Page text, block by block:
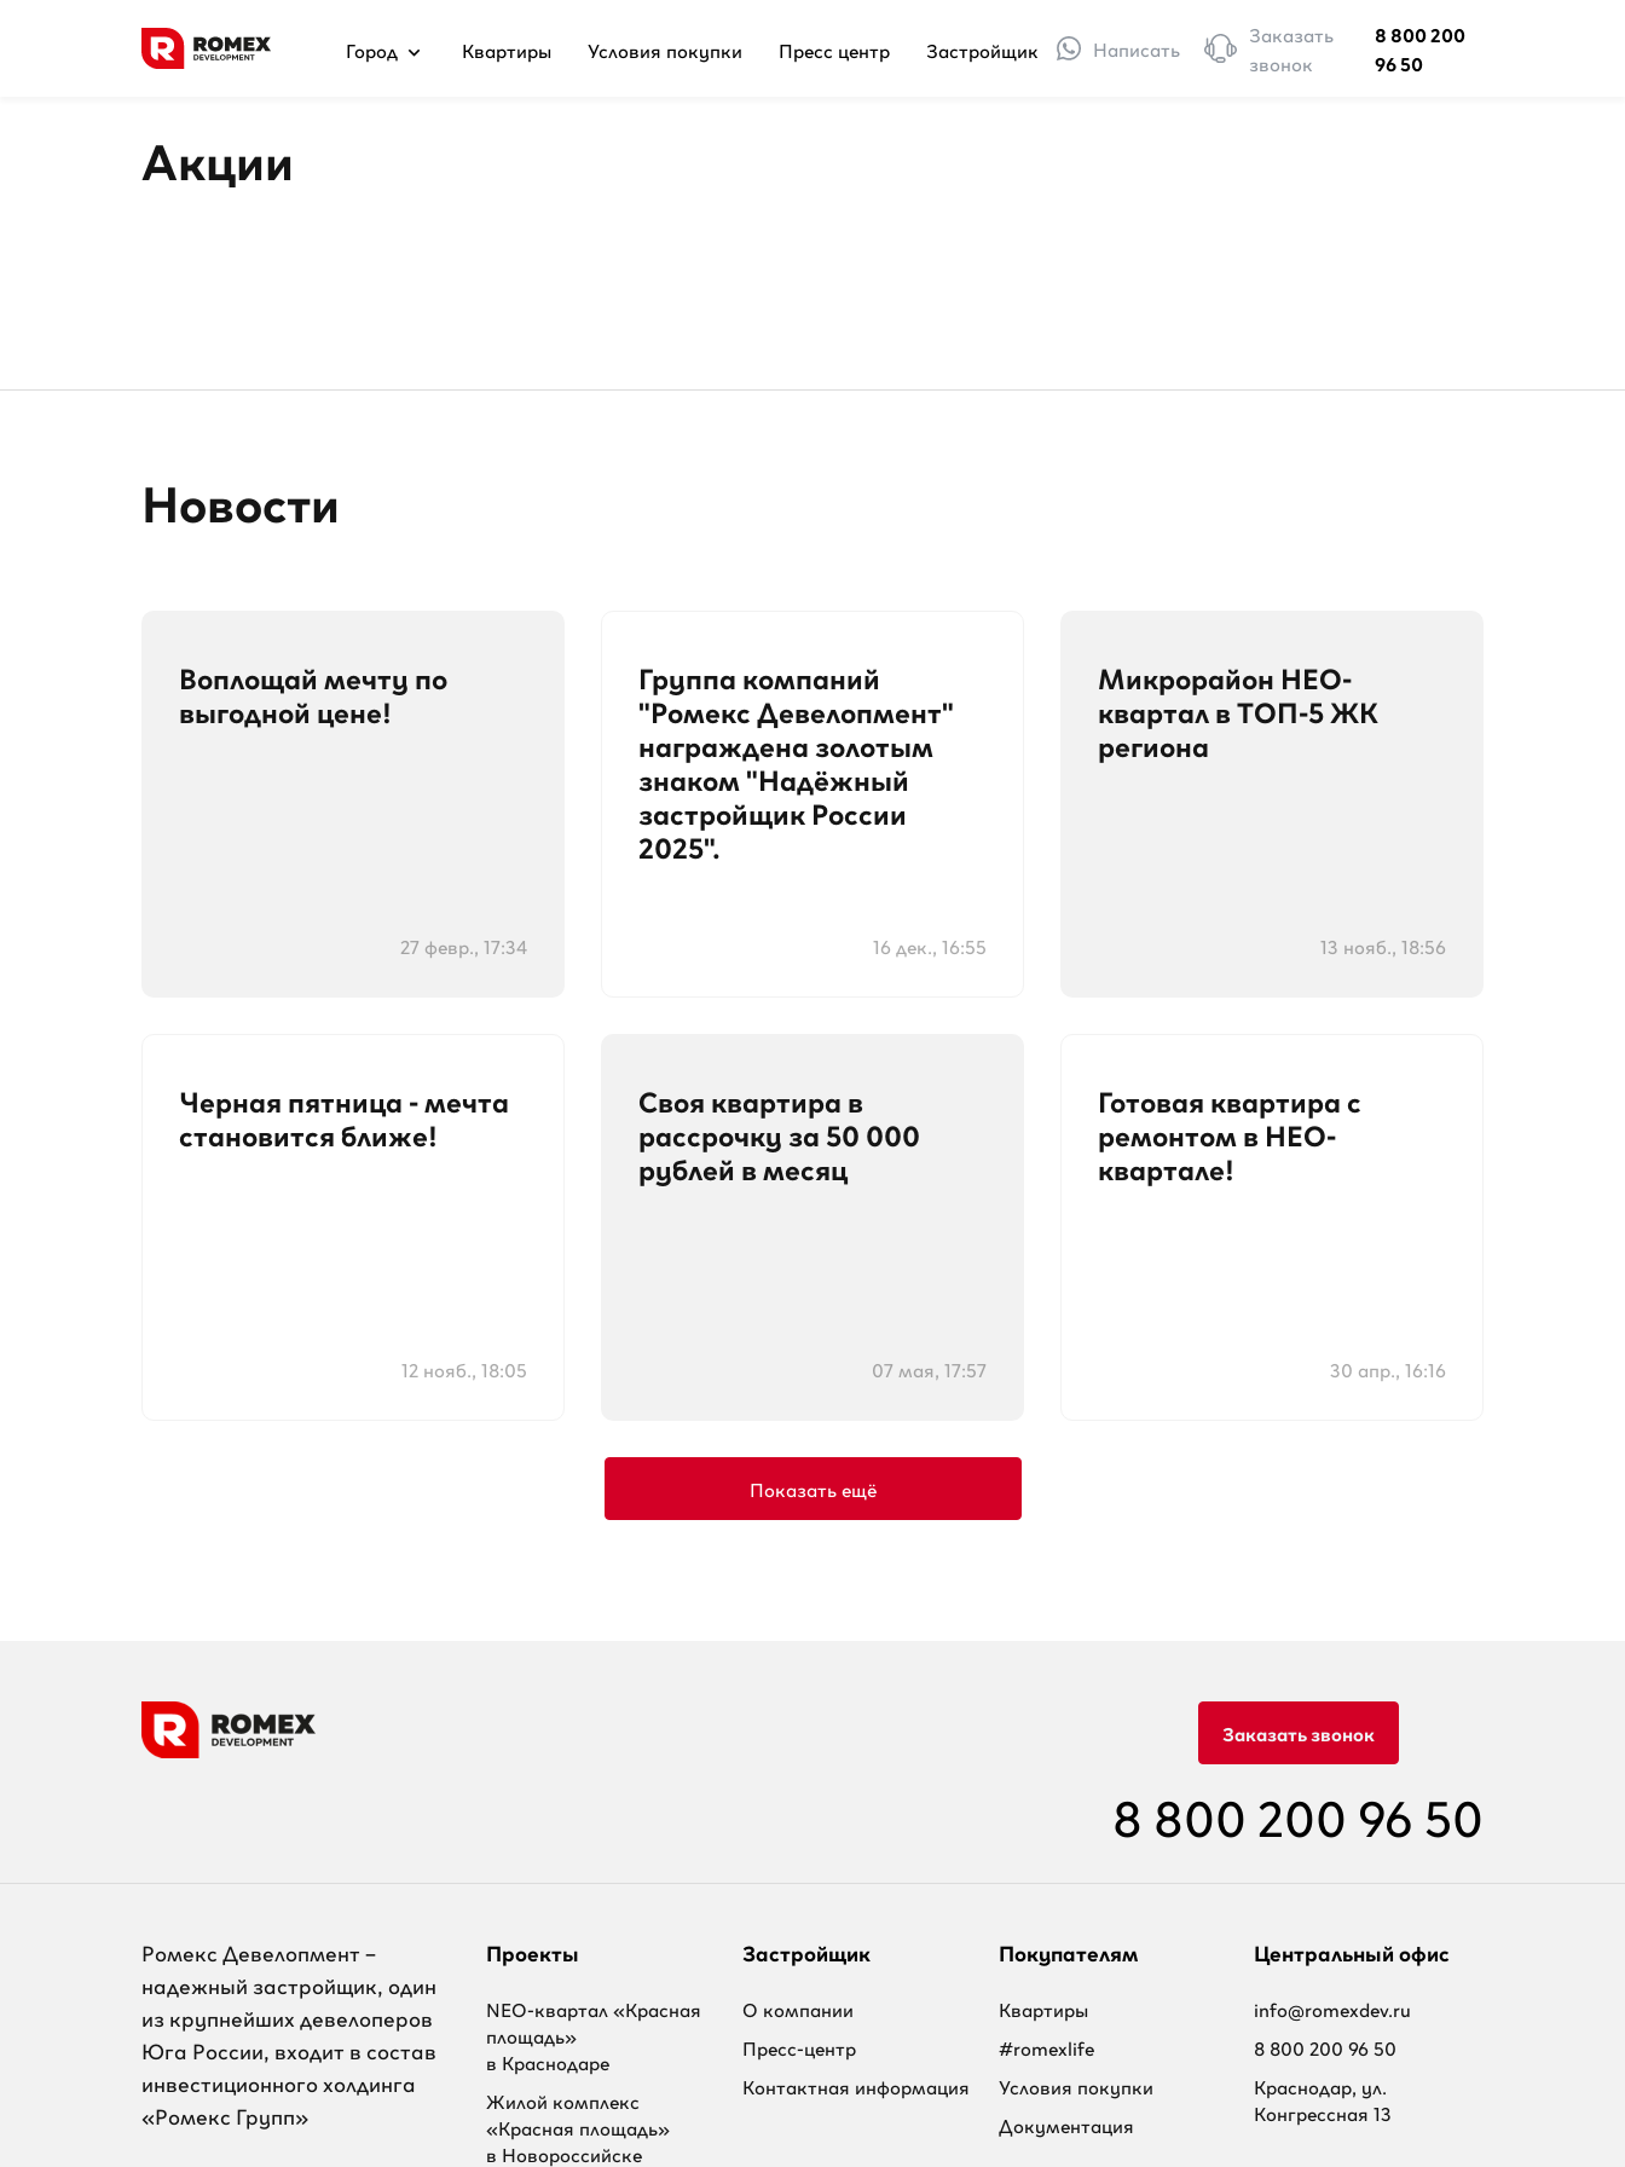
Город Квартиры Условия покупки Пресс центр Застройщик Написать
Заказать
звонок
8 800 200
96 50
Акции
Новости
Воплощай мечту по
выгодной цене!
27 февр., 17:34
Группа компаний
"Ромекс Девелопмент"
награждена золотым
знаком "Надёжный
застройщик России
2025".
16 дек., 16:55
Микрорайон НЕО-
квартал в ТОП-5 ЖК
региона
13 нояб., 18:56
Черная пятница - мечта
становится ближе!
12 нояб., 18:05
Своя квартира в
рассрочку за 50 000
рублей в месяц
07 мая, 17:57
Готовая квартира с
ремонтом в НЕО-
квартале!
30 апр., 16:16
Показать ещё
Заказать звонок
8 800 200 96 50
Ромекс Девелопмент –
надежный застройщик, один
из крупнейших девелоперов
Юга России, входит в состав
инвестиционного холдинга
«Ромекс Групп»
Проекты
NEO-квартал «Красная
площадь»
в Краснодаре
Жилой комплекс
«Красная площадь»
в Новороссийске
Застройщик
О компании
Пресс-центр
Контактная информация
Покупателям
Квартиры
#romexlife
Условия покупки
Документация
Центральный офис
info@romexdev.ru
8 800 200 96 50
Краснодар, ул.
Конгрессная 13